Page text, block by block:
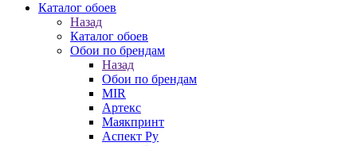
Каталог обоев
Назад
Каталог обоев
Обои по брендам
Назад
Обои по брендам
MIR
Артекс
Маякпринт
Аспект Ру